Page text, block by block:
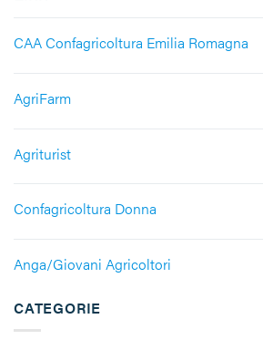
CAA Confagricoltura Emilia Romagna
AgriFarm
Agriturist
Confagricoltura Donna
Anga/Giovani Agricoltori
CATEGORIE